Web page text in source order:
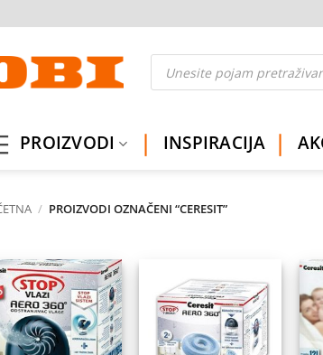
Products
search
PROIZVODI INSPIRACIJA
/ PROIZVODI OZNAČENI “CERESIT”
Dodaj
na
listu
želja
Dodaj
na
listu
želja